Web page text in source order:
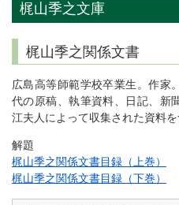
梶山季之文庫
梶山季之関係文書
広島高等師範学校卒業生。作家
代の原稿、執筆資料、日記、新
江夫人によって収集された資料
解題
梶山季之関係文書目録（上巻）
梶山季之関係文書目録（下巻）